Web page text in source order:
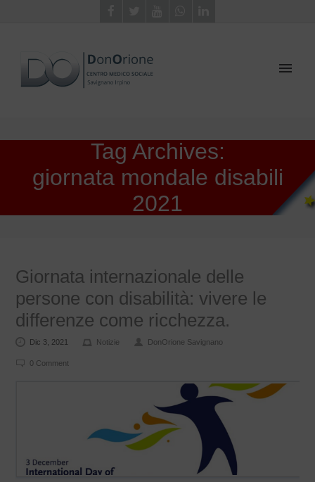
Tag Archives:
giornata mondale disabili
2021
Giornata internazionale delle
persone con disabilità: vivere le
differenze come ricchezza.
Dic 3, 2021 Notizie DonOrione Savignano
0 Comment